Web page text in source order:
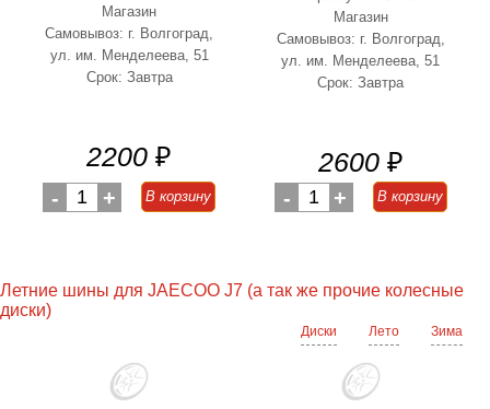
Магазин
Самовывоз: г. Волгоград,
ул. им. Менделеева, 51
Срок: Завтра
2200 ₽
- 1 + В корзину
Магазин
Самовывоз: г. Волгоград,
ул. им. Менделеева, 51
Срок: Завтра
2600 ₽
- 1 + В корзину
Летние шины для JAECOO J7 (а так же прочие колесные
диски)
Диски Лето Зима